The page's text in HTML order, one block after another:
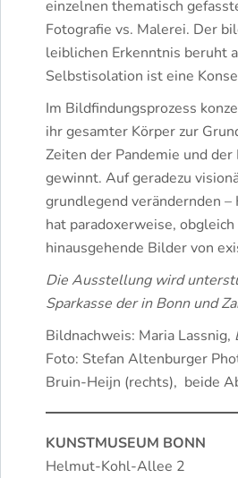
einzelnen thematisch
Fotografie vs. Malerei. Der
leiblichen Erkenntnis beruht
Selbstisolation ist eine
Im Bildfindungsprozess
ihr gesamter Körper zur
Zeiten der Pandemie und
gewinnt. Auf geradezu
grundlegend verändernden
hat paradoxerweise,
hinausgehende Bilder von
Die Ausstellung wird
Sparkasse der in Bonn und
Bildnachweis: Maria Lassnig,
Foto: Stefan Altenburger
Bruin-Heijn (rechts), beide
KUNSTMUSEUM BONN
Helmut-Kohl-Allee 2